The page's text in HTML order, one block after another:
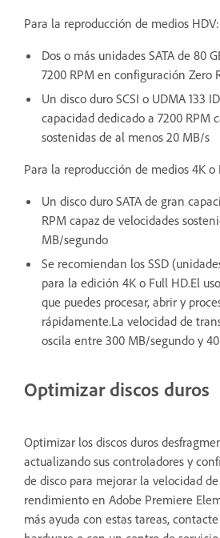
Para la reproducción de medios HDV:
Dos o más unidades SATA de 80
7200 RPM en configuración Zero
Un disco duro SCSI o UDMA 133
capacidad dedicado a 7200 RPM
sostenidas de al menos 20 MB/s
Para la reproducción de medios 4K o
Un disco duro SATA de gran
RPM capaz de velocidades
MB/segundo
Se recomiendan los SSD
para la edición 4K o Full HD.El
que puedes procesar, abrir y
rápidamente.La velocidad de
oscila entre 300 MB/segundo y
Optimizar discos duros
Optimizar los discos duros
actualizando sus controladores y
de disco para mejorar la velocidad
rendimiento en Adobe Premiere
más ayuda con estas tareas,